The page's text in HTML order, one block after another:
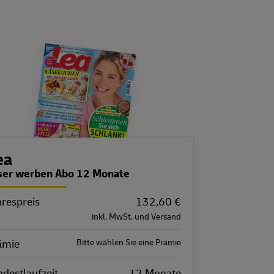
werben Abo 12 Monate
132,60 €
inkl. MwSt. und Versand
Bitte wählen Sie eine Prämie